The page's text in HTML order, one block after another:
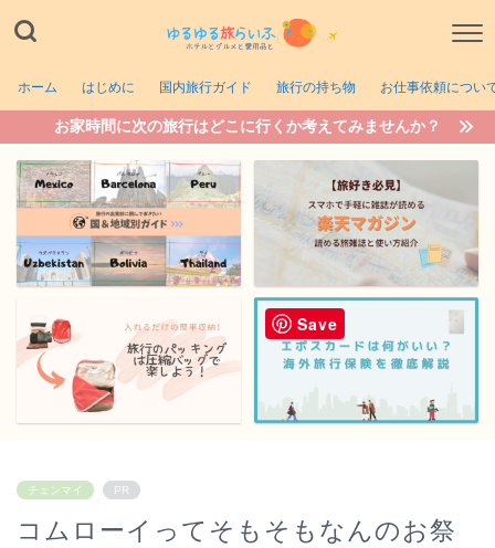
ホーム はじめに 国内旅行ガイド 旅行の持ち物 お仕事依頼につい
お家時間に次の旅行はどこに行くか考えてみませんか？
チェンマイ PR
コムローイってそもそもなんのお祭
Save